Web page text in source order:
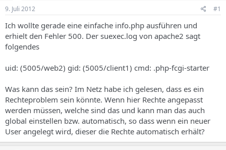
l
e
r
d
e
s
h
m
s
n
g
t
m
9. Juli 2012 #1
Ich wollte gerade eine einfache info.php ausführen und
erhielt den Fehler 500. Der suexec.log von apache2 sagt
folgendes
uid: (5005/web2) gid: (5005/client1) cmd: .php-fcgi-starter
Was kann das sein? Im Netz habe ich gelesen, dass es ein
Rechteproblem sein könnte. Wenn hier Rechte angepasst
werden müssen, welche sind das und kann man das auch
global einstellen bzw. automatisch, so dass wenn ein neuer
User angelegt wird, dieser die Rechte automatisch erhält?